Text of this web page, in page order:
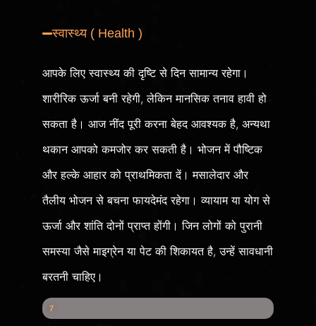
स्वास्थ्य ( Health )
आपके लिए स्वास्थ्य की दृष्टि से दिन सामान्य रहेगा।
शारीरिक ऊर्जा बनी रहेगी, लेकिन मानसिक तनाव हावी हो
सकता है। आज नींद पूरी करना बेहद आवश्यक है, अन्यथा
थकान आपको कमजोर कर सकती है। भोजन में पौष्टिक
और हल्के आहार को प्राथमिकता दें। मसालेदार और
तैलीय भोजन से बचना फायदेमंद रहेगा। व्यायाम या योग से
ऊर्जा और शांति दोनों प्राप्त होंगी। जिन लोगों को पुरानी
समस्या जैसे माइग्रेन या पेट की शिकायत है, उन्हें सावधानी
बरतनी चाहिए।
Health Score
7